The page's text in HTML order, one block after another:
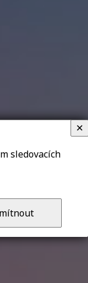
sledovacích
✕